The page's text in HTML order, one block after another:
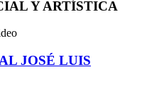
Y ARTÍSTICA
JOSÉ LUIS